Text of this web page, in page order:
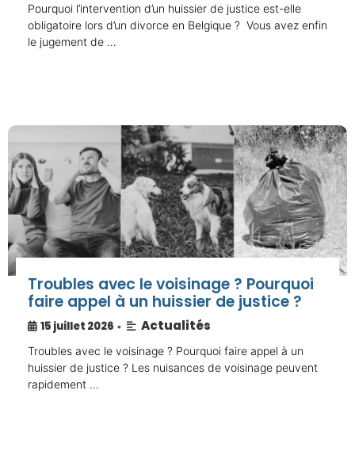
Pourquoi l’intervention d’un huissier de justice est-elle
obligatoire lors d’un divorce en Belgique ? Vous avez enfin
le jugement de …
Troubles avec le voisinage ? Pourquoi
faire appel à un huissier de justice ?
15 juillet 2026 • Actualités
Troubles avec le voisinage ? Pourquoi faire appel à un
huissier de justice ? Les nuisances de voisinage peuvent
rapidement …